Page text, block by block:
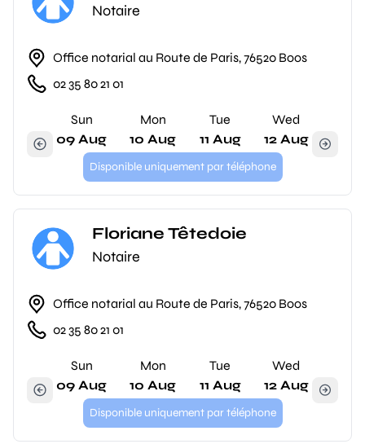
Notaire
Office notarial au Route de Paris, 76520 Boos
02 35 80 21 01
Sun
09 Aug
Mon
10 Aug
Tue
11 Aug
Wed
12 Aug
Disponible uniquement par téléphone
Floriane Têtedoie
Notaire
Office notarial au Route de Paris, 76520 Boos
02 35 80 21 01
Sun
09 Aug
Mon
10 Aug
Tue
11 Aug
Wed
12 Aug
Disponible uniquement par téléphone